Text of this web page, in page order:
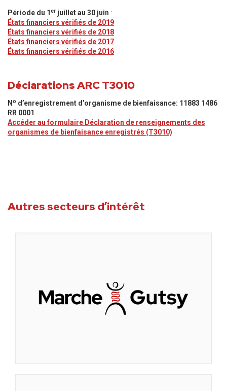
Période du 1 er juillet au 30 juin :
États financiers vérifiés de 2019
États financiers vérifiés de 2018
États financiers vérifiés de 2017
États financiers vérifiés de 2016
Déclarations ARC T3010
N o d’enregistrement d’organisme de bienfaisance: 11883 1486
RR 0001
Accéder au formulaire Déclaration de renseignements des
organismes de bienfaisance enregistrés (T3010)
Autres secteurs d’intérêt